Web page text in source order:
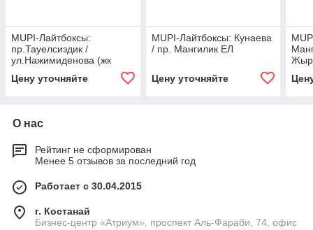
МUPI-Лайтбоксы:
пр.Тауелсиздик /
ул.Нажимиденова (жк
Цену уточняйте
МUPI-Лайтбоксы: Кунаева
/ пр. Мангилик ЕЛ
Цену уточняйте
О нас
Рейтинг не сформирован
Менее 5 отзывов за последний год
Работает с 30.04.2015
г. Костанай
Бизнес-центр «Атриум», проспект Аль-Фараби, 74, офис